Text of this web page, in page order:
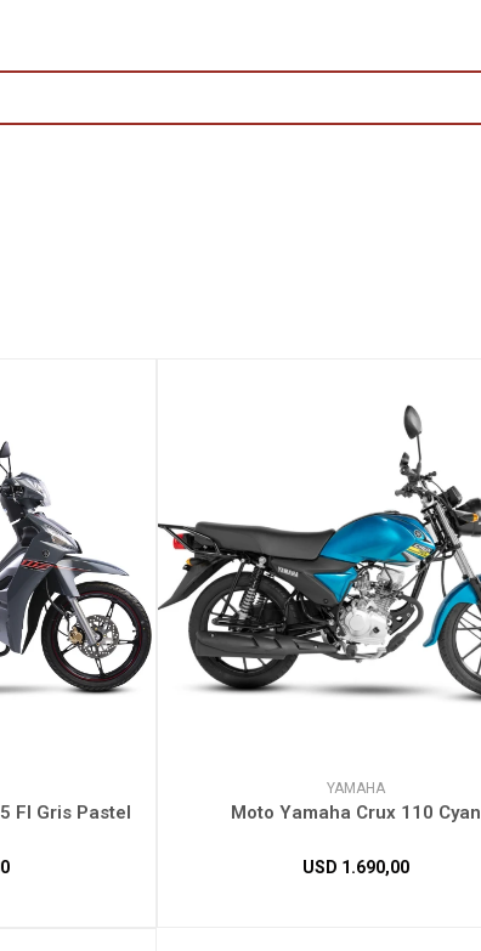
FI Gris Pastel
YAMAHA
Moto Yamaha Crux 110 Cyan
USD 1.690,00